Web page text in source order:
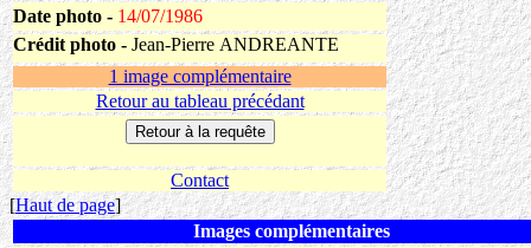
Date photo - 14/07/1986
Crédit photo - Jean-Pierre ANDREANTE
1 image complémentaire
Retour au tableau précédant
Contact
[Haut de page]
Images complémentaires